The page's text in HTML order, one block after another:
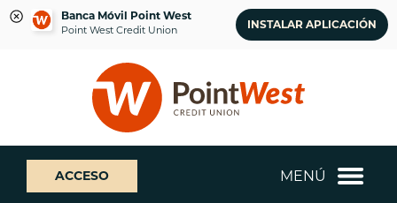
Banca Móvil Point West
Point West Credit Union INSTALAR APLICACIÓN
sesión
banca
¿Qué
podemos
ayudarte
a
ACCESO MENÚ